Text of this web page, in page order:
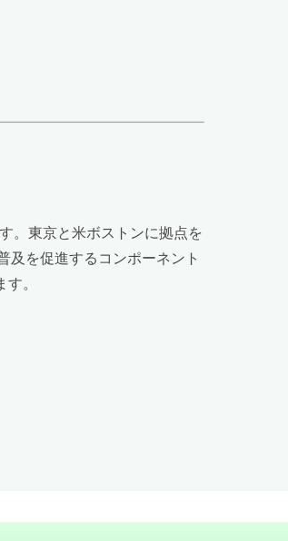
。東京と米ボストンに拠点を
及を促進するコンポーネント
。